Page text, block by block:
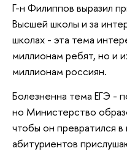
Г-н Филиппов выразил
Высшей школы и за
школах - эта тема
миллионам ребят, но и
миллионам россиян.
Болезненна тема ЕГЭ -
но Министерство
чтобы он превратился в
абитуриентов